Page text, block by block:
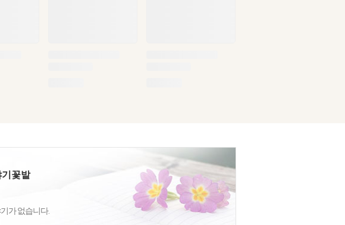
기꽃밭
가 없습니다.